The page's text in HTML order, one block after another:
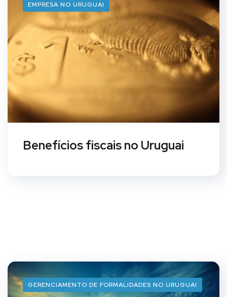
EMPRESA NO URUGUAI
Benefícios fiscais no Uruguai
GERENCIAMENTO DE FORMALIDADES NO URUGUAI